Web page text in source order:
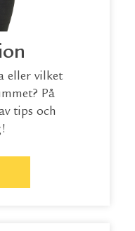
eller vilket
På
tips och